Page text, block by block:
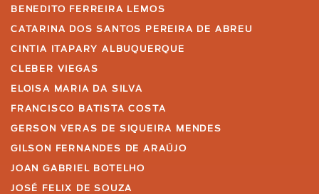
BENEDITO FERREIRA LEMOS
CATARINA DOS SANTOS PEREIRA DE ABREU
CINTIA ITAPARY ALBUQUERQUE
CLEBER VIEGAS
ELOISA MARIA DA SILVA
FRANCISCO BATISTA COSTA
GERSON VERAS DE SIQUEIRA MENDES
GILSON FERNANDES DE ARAÚJO
JOAN GABRIEL BOTELHO
JOSÉ FELIX DE SOUZA